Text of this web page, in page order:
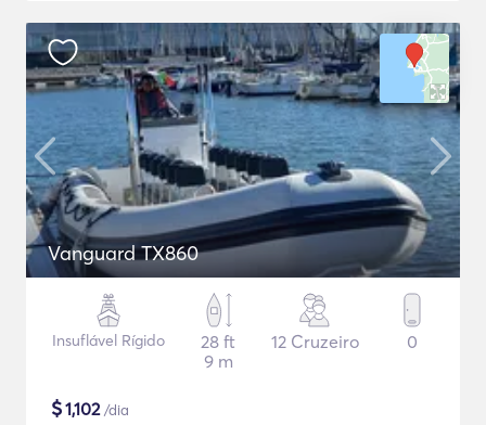
Vanguard TX860
Insuflável Rígido
28 ft
9 m
12 Cruzeiro 0
$1,102/dia